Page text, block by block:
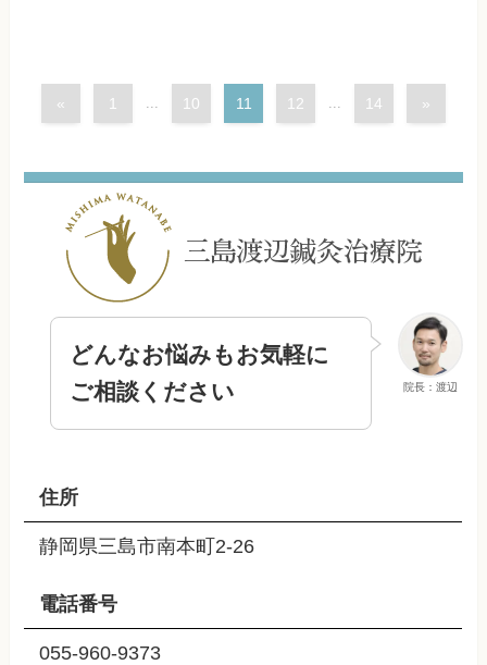
« 1 ... 10 11 12 ... 14 »
院長：渡辺
どんなお悩みもお気軽に
ご相談ください
住所
静岡県三島市南本町2-26
電話番号
055-960-9373